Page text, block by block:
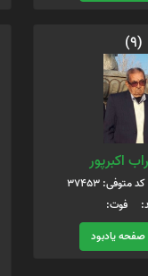
(9)
اکبرپور
فوت:
صفحه یادبود